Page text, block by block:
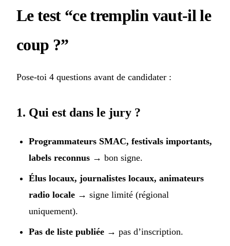
Le test “ce tremplin vaut-il le
coup ?”
Pose-toi 4 questions avant de candidater :
1. Qui est dans le jury ?
Programmateurs SMAC, festivals importants,
labels reconnus → bon signe.
Élus locaux, journalistes locaux, animateurs
radio locale → signe limité (régional
uniquement).
Pas de liste publiée → pas d’inscription.